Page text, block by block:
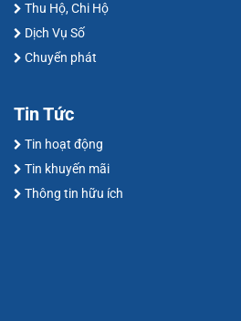
Thu Hộ, Chi Hộ
Dịch Vụ Số
Chuyển phát
Tin Tức
Tin hoạt động
Tin khuyến mãi
Thông tin hữu ích